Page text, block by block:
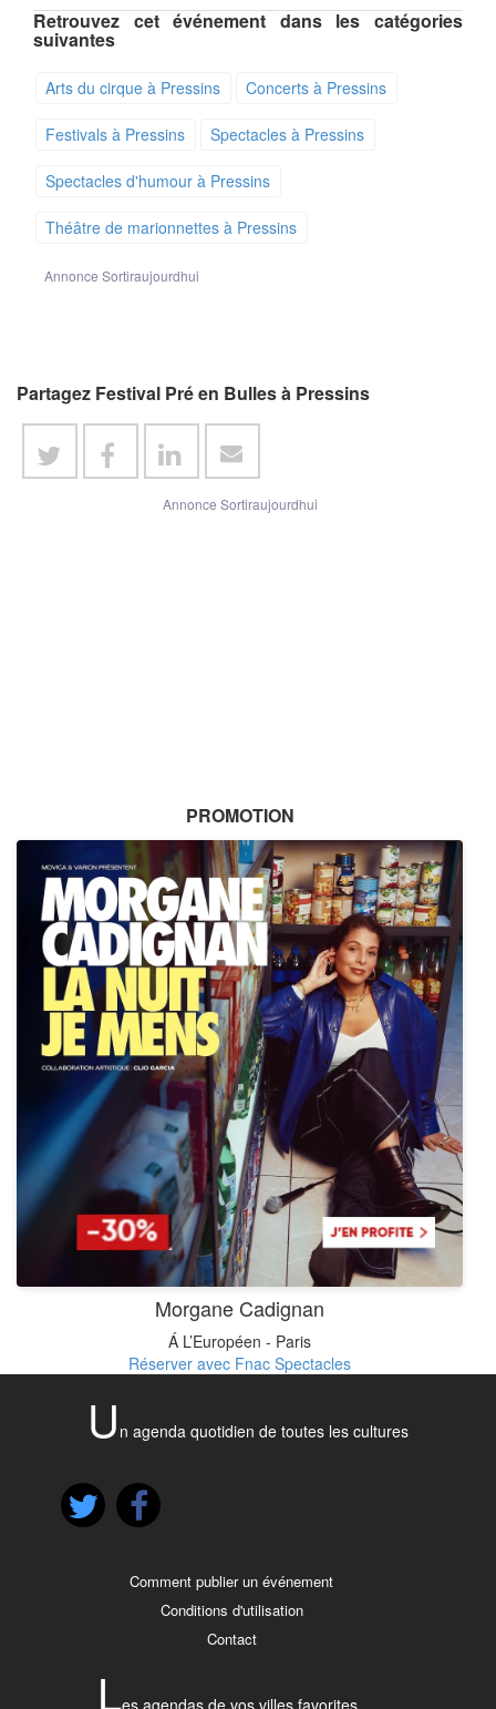
Retrouvez cet événement dans les catégories
suivantes
Arts du cirque à Pressins Concerts à Pressins
Festivals à Pressins Spectacles à Pressins
Spectacles d'humour à Pressins
Théâtre de marionnettes à Pressins
Annonce Sortiraujourdhui
Partagez Festival Pré en Bulles à Pressins
Annonce Sortiraujourdhui
PROMOTION
Morgane Cadignan
Á L’Européen - Paris
Réserver avec Fnac Spectacles
U n agenda quotidien de toutes les cultures
Comment publier un événement
Conditions d'utilisation
Contact
Les agendas de vos villes favorites